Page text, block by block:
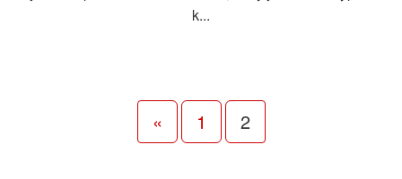
k...
« 1 2